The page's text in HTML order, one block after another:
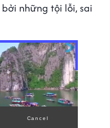
những tội lỗi, sai